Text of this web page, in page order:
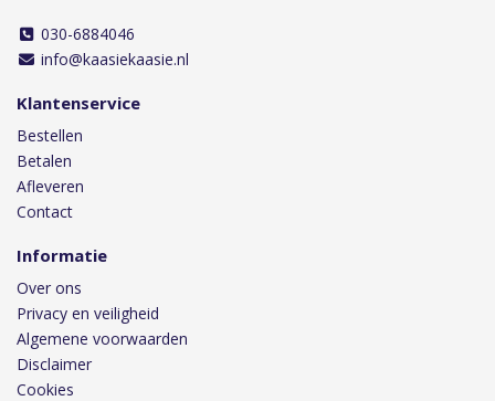
030-6884046
info@kaasiekaasie.nl
Klantenservice
Bestellen
Betalen
Afleveren
Contact
Informatie
Over ons
Privacy en veiligheid
Algemene voorwaarden
Disclaimer
Cookies